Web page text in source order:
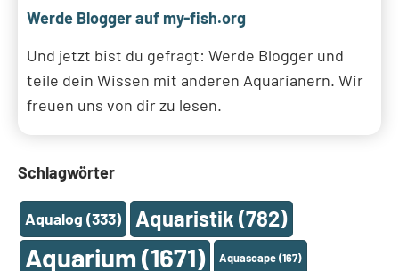
Werde Blogger auf my-fish.org
Und jetzt bist du gefragt: Werde Blogger und
teile dein Wissen mit anderen Aquarianern. Wir
freuen uns von dir zu lesen.
Schlagwörter
Aqualog (333) Aquaristik (782)
Aquarium (1671) Aquascape(167)